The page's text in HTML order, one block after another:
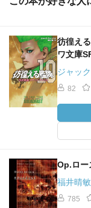
彷徨え
ワ文庫
ジャッ
82
Op.ロー
福井晴敏
785